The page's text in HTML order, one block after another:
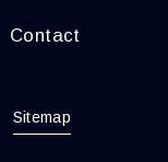
Contact
Sitemap